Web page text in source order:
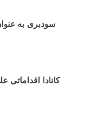
سودبری به
کانادا